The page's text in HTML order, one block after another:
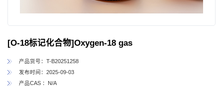
[O-18标记化合物]Oxygen-18 gas
产品货号：T-B20251258
发布时间：2025-09-03
产品CAS ：N/A